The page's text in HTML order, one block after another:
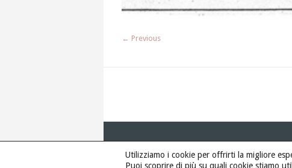
← Previous
Utilizziamo i cookie per offrirti la migliore
Puoi scoprire di più su quali cookie stiamo